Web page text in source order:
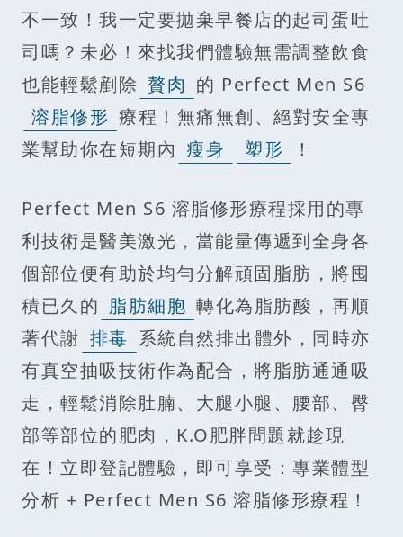
不一致！我一定要拋棄早餐店的起司蛋吐
司嗎？未必！來找我們體驗無需調整飲食
也能輕鬆剷除 贅肉 的 Perfect Men S6
溶脂修形 療程！無痛無創、絕對安全專
業幫助你在短期內 瘦身 塑形 ！
Perfect Men S6 溶脂修形療程採用的專
利技術是醫美激光，當能量傳遞到全身各
個部位便有助於均勻分解頑固脂肪，將囤
積已久的 脂肪細胞 轉化為脂肪酸，再順
著代謝 排毒 系統自然排出體外，同時亦
有真空抽吸技術作為配合，將脂肪通通吸
走，輕鬆消除肚腩、大腿小腿、腰部、臀
部等部位的肥肉，K.O肥胖問題就趁現
在！立即登記體驗，即可享受：專業體型
分析 + Perfect Men S6 溶脂修形療程！